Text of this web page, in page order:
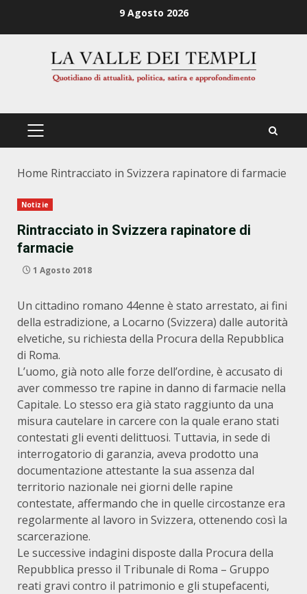
9 Agosto 2026
PRIMÄRES
Home Rintracciato in Svizzera rapinatore di farmacie
Notizie
Rintracciato in Svizzera rapinatore di
farmacie
1 Agosto 2018
Un cittadino romano 44enne è stato arrestato, ai fini
della estradizione, a Locarno (Svizzera) dalle autorità
elvetiche, su richiesta della Procura della Repubblica
di Roma.
L’uomo, già noto alle forze dell’ordine, è accusato di
aver commesso tre rapine in danno di farmacie nella
Capitale. Lo stesso era già stato raggiunto da una
misura cautelare in carcere con la quale erano stati
contestati gli eventi delittuosi. Tuttavia, in sede di
interrogatorio di garanzia, aveva prodotto una
documentazione attestante la sua assenza dal
territorio nazionale nei giorni delle rapine
contestate, affermando che in quelle circostanze era
regolarmente al lavoro in Svizzera, ottenendo così la
scarcerazione.
Le successive indagini disposte dalla Procura della
Repubblica presso il Tribunale di Roma – Gruppo
reati gravi contro il patrimonio e gli stupefacenti,